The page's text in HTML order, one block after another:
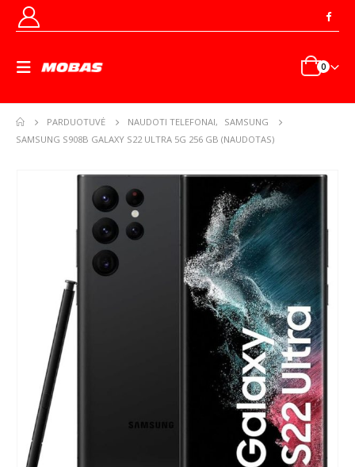
0
PARDUOTUVĖ NAUDOTI TELEFONAI,
SAMSUNG
SAMSUNG S908B GALAXY S22 ULTRA 5G 256 GB (NAUDOTAS)